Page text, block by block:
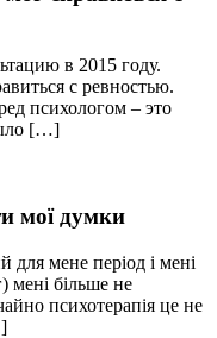
в 2015 году.
с ревностью.
психологом – это
[…]
мої думки
мене період і мені
мені більше не
психотерапія це не